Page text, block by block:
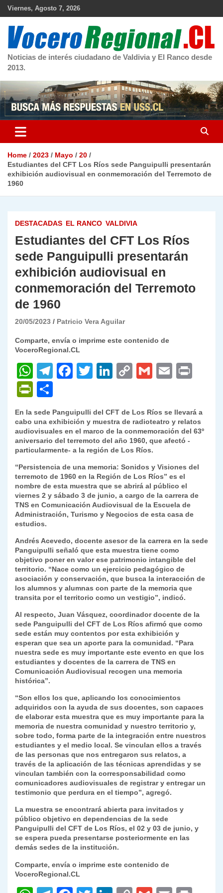
Skip
Viernes, Agosto 7, 2026
Noticias de interés ciudadano de Valdivia y El Ranco desde
2013.
Home 2023 Mayo
20
Estudiantes del CFT Los Ríos sede Panguipulli presentarán
exhibición audiovisual en conmemoración del Terremoto de
1960
DESTACADAS EL RANCO VALDIVIA
Estudiantes del CFT Los Ríos
sede Panguipulli presentarán
exhibición audiovisual en
conmemoración del Terremoto
de 1960
20/05/2023 Patricio Vera Aguilar
Comparte, envía o imprime este contenido de
VoceroRegional.CL
W
h
at
s
A
p
p
T
gr
a
m
F
e
b
o
o
k
T
er
Li
e
dI
n
C
y
Li
n
k
G
l
E
l
P
nt
Fr
ie
n
dl
y
o
m
p
ar
tir
En la sede Panguipulli del CFT de Los Ríos se llevará a
cabo una exhibición y muestra de radioteatro y relatos
audiovisuales en el marco de la conmemoración del 63º
aniversario del terremoto del año 1960, que afectó -
particularmente- a la región de Los Ríos.
“Persistencia de una memoria: Sonidos y Visiones del
terremoto de 1960 en la Región de Los Ríos” es el
nombre de esta muestra que se abrirá al público el
viernes 2 y sábado 3 de junio, a cargo de la carrera de
TNS en Comunicación Audiovisual de la Escuela de
Administración, Turismo y Negocios de esta casa de
estudios.
Andrés Acevedo, docente asesor de la carrera en la sede
Panguipulli señaló que esta muestra tiene como
objetivo poner en valor ese patrimonio intangible del
territorio. “Nace como un ejercicio pedagógico de
asociación y conservación, que busca la interacción de
los alumnos y alumnas con parte de la memoria que
transita por el territorio como un vestigio”, indicó.
Al respecto, Juan Vásquez, coordinador docente de la
sede Panguipulli del CFT de Los Ríos afirmó que como
sede están muy contentos por esta exhibición y
esperan que sea un aporte para la comunidad. “Para
nuestra sede es muy importante este evento en que los
estudiantes y docentes de la carrera de TNS en
Comunicación Audiovisual recogen una memoria
histórica”.
“Son ellos los que, aplicando los conocimientos
adquiridos con la ayuda de sus docentes, son capaces
de elaborar esta muestra que es muy importante para la
memoria de nuestra comunidad y nuestro territorio y,
sobre todo, forma parte de la integración entre nuestros
estudiantes y el medio local. Se vinculan ellos a través
de las personas que nos entregaron sus relatos, a
través de la aplicación de las técnicas aprendidas y se
vinculan también con la corresponsabilidad como
comunicadores audiovisuales de registrar y entregar un
testimonio que perdura en el tiempo”, agregó.
La muestra se encontrará abierta para invitados y
público objetivo en dependencias de la sede
Panguipulli del CFT de Los Ríos, el 02 y 03 de junio, y
se espera pueda presentarse posteriormente en las
demás sedes de la institución.
Comparte, envía o imprime este contenido de
VoceroRegional.CL